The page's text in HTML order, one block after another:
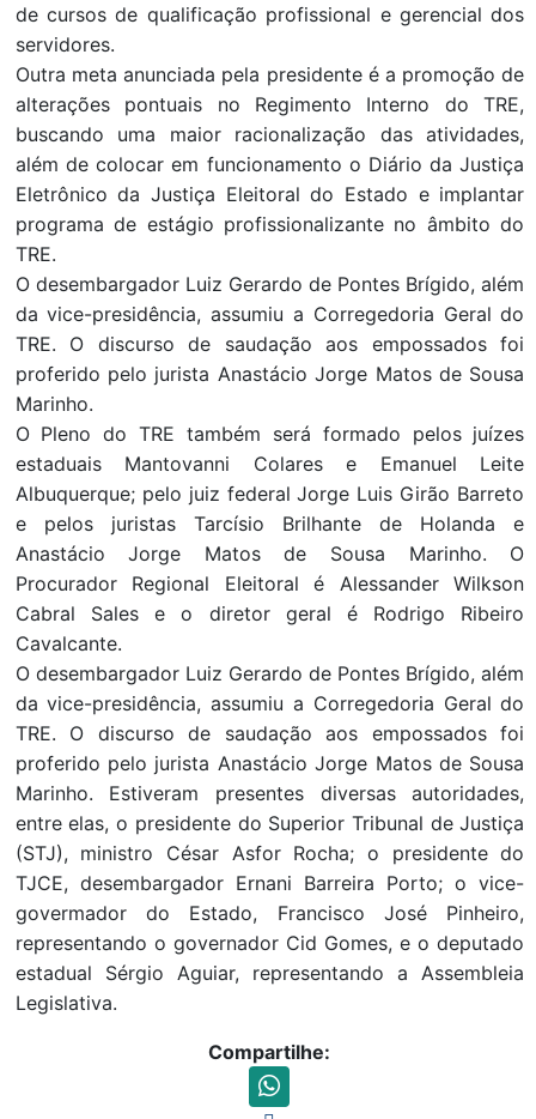
de cursos de qualificação profissional e gerencial dos
servidores.
Outra meta anunciada pela presidente é a promoção de
alterações pontuais no Regimento Interno do TRE,
buscando uma maior racionalização das atividades,
além de colocar em funcionamento o Diário da Justiça
Eletrônico da Justiça Eleitoral do Estado e implantar
programa de estágio profissionalizante no âmbito do
TRE.
O desembargador Luiz Gerardo de Pontes Brígido, além
da vice-presidência, assumiu a Corregedoria Geral do
TRE. O discurso de saudação aos empossados foi
proferido pelo jurista Anastácio Jorge Matos de Sousa
Marinho.
O Pleno do TRE também será formado pelos juízes
estaduais Mantovanni Colares e Emanuel Leite
Albuquerque; pelo juiz federal Jorge Luis Girão Barreto
e pelos juristas Tarcísio Brilhante de Holanda e
Anastácio Jorge Matos de Sousa Marinho. O
Procurador Regional Eleitoral é Alessander Wilkson
Cabral Sales e o diretor geral é Rodrigo Ribeiro
Cavalcante.
O desembargador Luiz Gerardo de Pontes Brígido, além
da vice-presidência, assumiu a Corregedoria Geral do
TRE. O discurso de saudação aos empossados foi
proferido pelo jurista Anastácio Jorge Matos de Sousa
Marinho. Estiveram presentes diversas autoridades,
entre elas, o presidente do Superior Tribunal de Justiça
(STJ), ministro César Asfor Rocha; o presidente do
TJCE, desembargador Ernani Barreira Porto; o vice-
govermador do Estado, Francisco José Pinheiro,
representando o governador Cid Gomes, e o deputado
estadual Sérgio Aguiar, representando a Assembleia
Legislativa.
Compartilhe: